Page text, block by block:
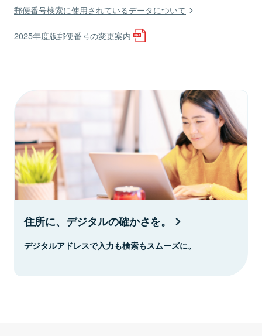
郵便番号検索に使用されているデータについて
2025年度版郵便番号の変更案内
住所に、デジタルの確かさを。
デジタルアドレスで入力も検索もスムーズに。